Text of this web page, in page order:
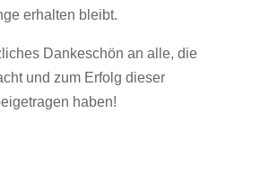
erhalten bleibt.
Dankeschön an alle, die
und zum Erfolg dieser
haben!